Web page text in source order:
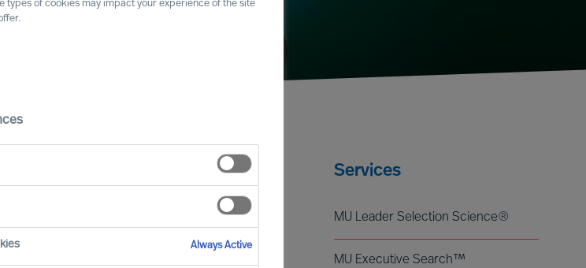
die die richtigen
Resultate und schaffen
CEOs, dass Mainstream-
– oder gar keinen – Return on
Services
MU Leader Selection Science®
MU Executive Search™
types of cookies may impact your experience of the site
Always Active